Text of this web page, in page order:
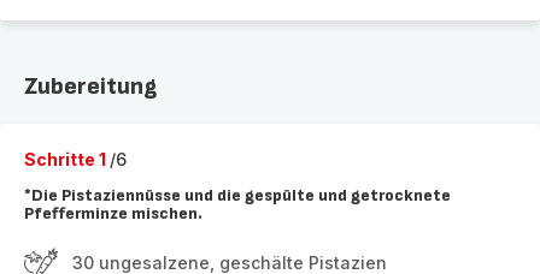
Zubereitung
Schritte 1 /6
*Die Pistaziennüsse und die gespülte und getrocknete
Pfefferminze mischen.
30 ungesalzene, geschälte Pistazien